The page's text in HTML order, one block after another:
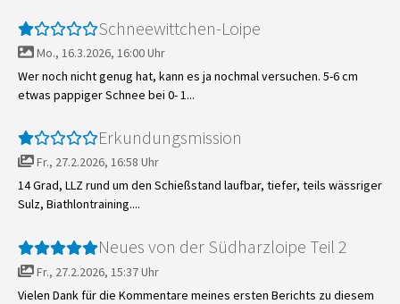
Schneewittchen-Loipe
Mo., 16.3.2026, 16:00 Uhr
Wer noch nicht genug hat, kann es ja nochmal versuchen. 5-6 cm
etwas pappiger Schnee bei 0- 1...
Erkundungsmission
Fr., 27.2.2026, 16:58 Uhr
14 Grad, LLZ rund um den Schießstand laufbar, tiefer, teils wässriger
Sulz, Biathlontraining....
Neues von der Südharzloipe Teil 2
Fr., 27.2.2026, 15:37 Uhr
Vielen Dank für die Kommentare meines ersten Berichts zu diesem